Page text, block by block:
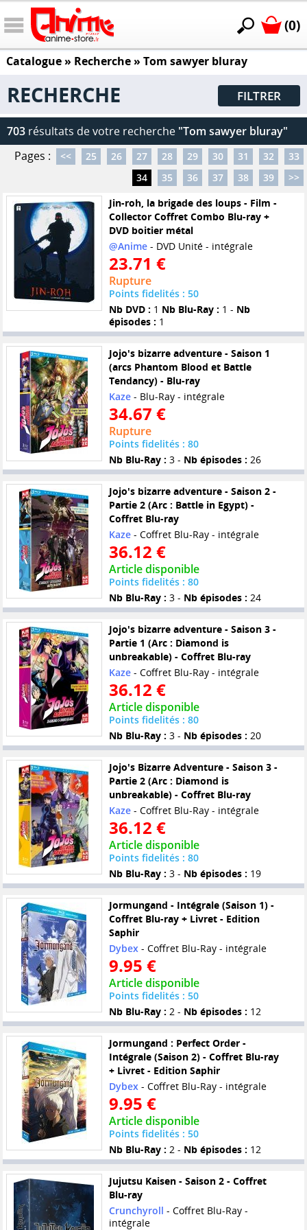
(0)
Catalogue» Recherche » Tom sawyer bluray
RECHERCHE FILTRER
703 résultats de votre recherche "Tom sawyer bluray"
Pages :
<< 25 26 27 28 29 30 31 32
33
34
35 36 37 38 39
>>
Jin-roh, la brigade des loups - Film -
Collector Coffret Combo Blu-ray +
DVD boitier métal
@Anime- DVD Unité - intégrale
23.71 €
Rupture
Points fidelités : 50
Nb DVD : 1 Nb Blu-Ray : 1 - Nb
épisodes : 1
Jojo's bizarre adventure - Saison 1
(arcs Phantom Blood et Battle
Tendancy) - Blu-ray
Kaze- Blu-Ray - intégrale
34.67 €
Rupture
Points fidelités : 80
Nb Blu-Ray : 3 - Nb épisodes : 26
Jojo's bizarre adventure - Saison 2 -
Partie 2 (Arc : Battle in Egypt) -
Coffret Blu-ray
Kaze- Coffret Blu-Ray - intégrale
36.12 €
Article disponible
Points fidelités : 80
Nb Blu-Ray : 3 - Nb épisodes : 24
Jojo's bizarre adventure - Saison 3 -
Partie 1 (Arc : Diamond is
unbreakable) - Coffret Blu-ray
Kaze- Coffret Blu-Ray - intégrale
36.12 €
Article disponible
Points fidelités : 80
Nb Blu-Ray : 3 - Nb épisodes : 20
Jojo's Bizarre Adventure - Saison 3 -
Partie 2 (Arc : Diamond is
unbreakable) - Coffret Blu-ray
Kaze- Coffret Blu-Ray - intégrale
36.12 €
Article disponible
Points fidelités : 80
Nb Blu-Ray : 3 - Nb épisodes : 19
Jormungand - Intégrale (Saison 1) -
Coffret Blu-ray + Livret - Edition
Saphir
Dybex- Coffret Blu-Ray - intégrale
9.95 €
Article disponible
Points fidelités : 50
Nb Blu-Ray : 2 - Nb épisodes : 12
Jormungand : Perfect Order -
Intégrale (Saison 2) - Coffret Blu-ray
+ Livret - Edition Saphir
Dybex- Coffret Blu-Ray - intégrale
9.95 €
Article disponible
Points fidelités : 50
Nb Blu-Ray : 2 - Nb épisodes : 12
Jujutsu Kaisen - Saison 2 - Coffret
Blu-ray
Crunchyroll - Coffret Blu-Ray -
intégrale